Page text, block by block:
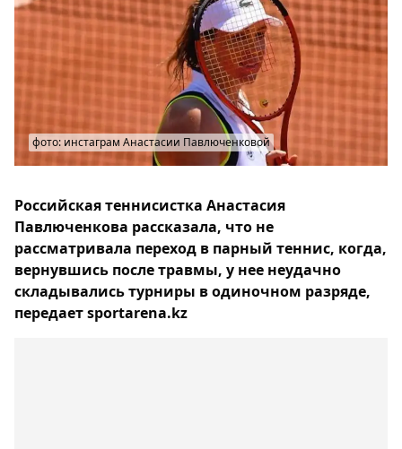
фото: инстаграм Анастасии Павлюченковой
Российская теннисистка Анастасия
Павлюченкова рассказала, что не
рассматривала переход в парный теннис, когда,
вернувшись после травмы, у нее неудачно
складывались турниры в одиночном разряде,
передает sportarena.kz